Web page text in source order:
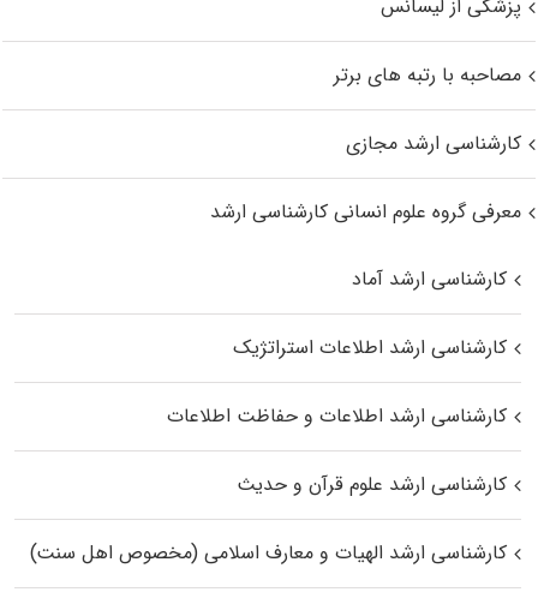
پزشکی از لیسانس
مصاحبه با رتبه های برتر
کارشناسی ارشد مجازی
معرفی گروه علوم انسانی کارشناسی ارشد
کارشناسی ارشد آماد
کارشناسی ارشد اطلاعات استراتژیک
کارشناسی ارشد اطلاعات و حفاظت اطلاعات
کارشناسی ارشد علوم قرآن و حدیث
کارشناسی ارشد الهیات و معارف اسلامی (مخصوص اهل سنت)